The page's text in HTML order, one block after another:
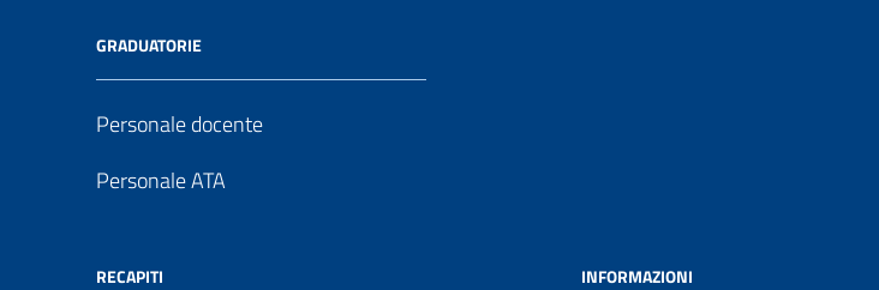
GRADUATORIE
Personale docente
Personale ATA
RECAPITI INFORMAZIONI